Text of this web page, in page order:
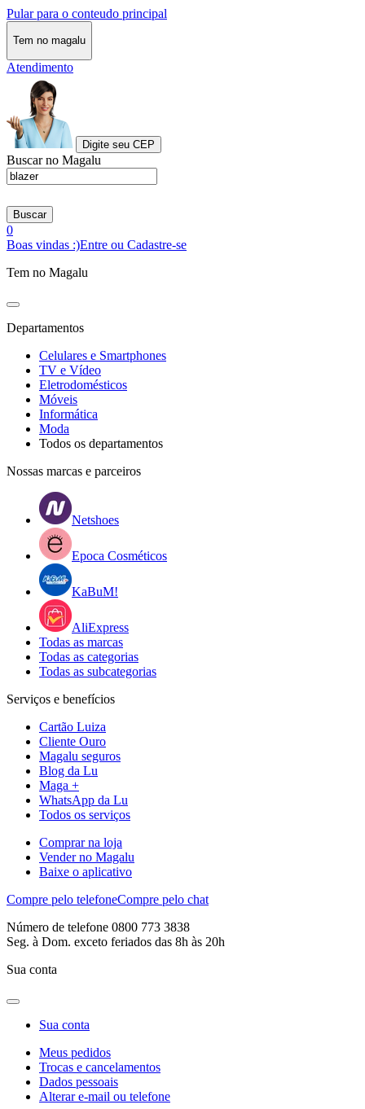
Pular para o conteudo principal
Tem no magalu
Atendimento
Digite seu CEP
Buscar no Magalu
Buscar
0
Boas vindas :)Entre ou Cadastre-se
Tem no Magalu
Departamentos
Celulares e Smartphones
TV e Vídeo
Eletrodomésticos
Móveis
Informática
Moda
Todos os departamentos
Nossas marcas e parceiros
Netshoes
Epoca Cosméticos
KaBuM!
AliExpress
Todas as marcas
Todas as categorias
Todas as subcategorias
Serviços e benefícios
Cartão Luiza
Cliente Ouro
Magalu seguros
Blog da Lu
Maga +
WhatsApp da Lu
Todos os serviços
Comprar na loja
Vender no Magalu
Baixe o aplicativo
Compre pelo telefoneCompre pelo chat
Número de telefone 0800 773 3838
Seg. à Dom. exceto feriados das 8h às 20h
Sua conta
Sua conta
Meus pedidos
Trocas e cancelamentos
Dados pessoais
Alterar e-mail ou telefone